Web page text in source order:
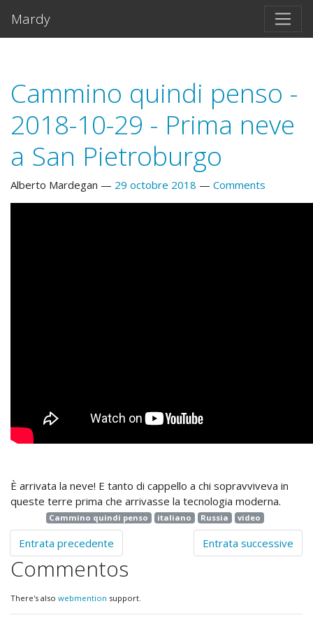
Mardy
Cammino quindi penso -
2018-10-29 - Prima neve
a San Pietroburgo
Alberto Mardegan 29 octobre 2018 Comments
È arrivata la neve! E tanto di cappello a chi sopravviveva in
queste terre prima che arrivasse la tecnologia moderna.
Cammino quindi penso italiano Russia video
Entrata precedente Entrata successive
Commentos
There's also webmention support.